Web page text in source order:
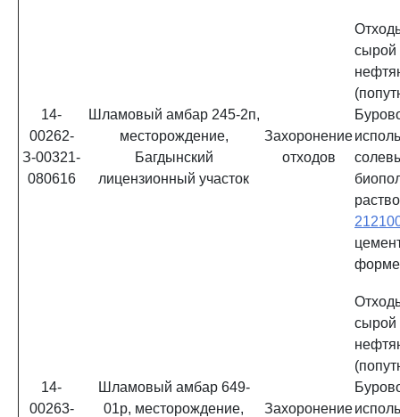
14-
00262-
З-00321-
080616
Шламовый амбар 245-2п,
месторождение,
Багдынский
лицензионный участок
Захоронение
отходов
14-
00263-
Шламовый амбар 649-
01р, месторождение,
Захоронение